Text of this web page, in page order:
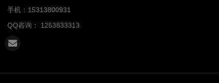
手机：15313800931
QQ咨询： 1253833313